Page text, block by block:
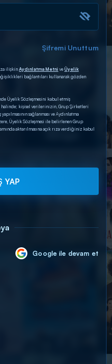
Şifremi Unuttum
ilişkinAydınlatma Metni veÜyelik
bağlantıları kullanarak gözden
Üyelik Sözleşmesini kabul etmiş
halinde; kişisel verilerinizin, Grup Şirketleri
sağlanması ve Aydınlatma
Üyelik Sözleşmesi ile belirlenen Grup
aktarılmasına açık rıza verdiğiniz kabul
YAP
Google ile devam et